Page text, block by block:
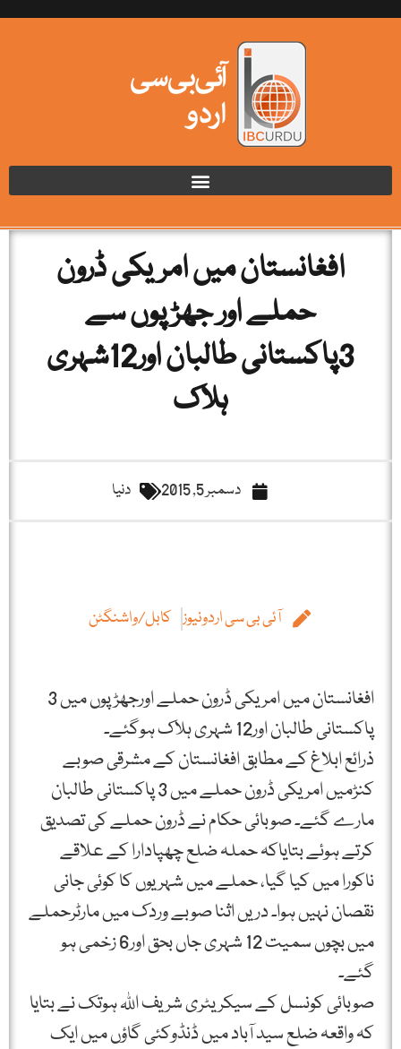
افغانستان میں امریکی ڈرون
حملے اور جھڑپوں سے
3پاکستانی طالبان اور12شہری
ہلاک
دسمبر 5, 2015 دنیا
آئی بی سی اردونیوز کابل/واشنگٹن
افغانستان میں امریکی ڈرون حملے اورجھڑپوں میں 3
پاکستانی طالبان اور12 شہری ہلاک ہوگئے۔
ذرائع ابلاغ کے مطابق افغانستان کے مشرقی صوبے
کنڑمیں امریکی ڈرون حملے میں 3 پاکستانی طالبان
مارے گئے۔ صوبائی حکام نے ڈرون حملے کی تصدیق
کرتے ہوئے بتایاکہ حملہ ضلع چھپادارا کے علاقے
ناکورا میں کیا گیا، حملے میں شہریوں کا کوئی جانی
نقصان نہیں ہوا۔ دریں اثنا صوبے وردک میں مارٹرحملے
میں بچوں سمیت 12 شہری جاں بحق اور6 زخمی ہو
گئے۔
صوبائی کونسل کے سیکریٹری شریف اللہ ہوتک نے بتایا
کہ واقعہ ضلع سید آباد میں ڈنڈوکئی گاؤں میں ایک